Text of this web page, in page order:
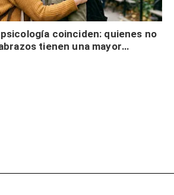
coinciden: quienes no
tienen una mayor
físicos y no es por